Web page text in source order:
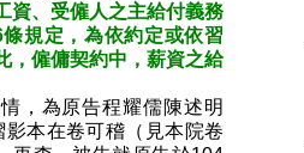
資、受僱人之主給付義務
規定，為依約定或依習
，僱傭契約中，薪資之給
，為原告程耀儒陳述明
本在卷可稽（見本院卷